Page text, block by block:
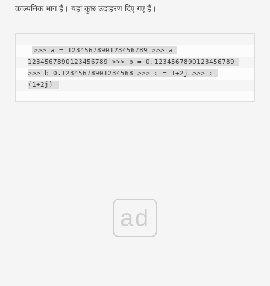
काल्पनिक भाग है। यहां कुछ उदाहरण दिए गए हैं।
>>> a = 1234567890123456789 >>> a
1234567890123456789 >>> b = 0.1234567890123456789
>>> b 0.12345678901234568 >>> c = 1+2j >>> c
(1+2j)
ad